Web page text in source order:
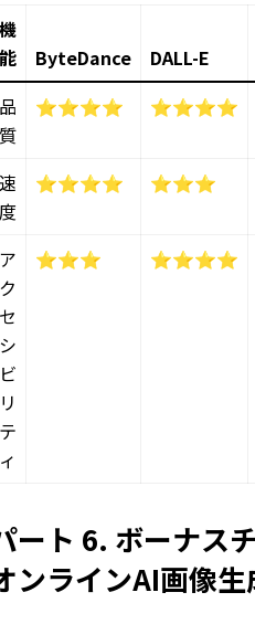
ByteDance DALL-E
⭐⭐⭐⭐ ⭐⭐⭐⭐
⭐⭐⭐⭐ ⭐⭐⭐
⭐⭐⭐ ⭐⭐⭐⭐
ート 6. ボーナス
ンラインAI画像